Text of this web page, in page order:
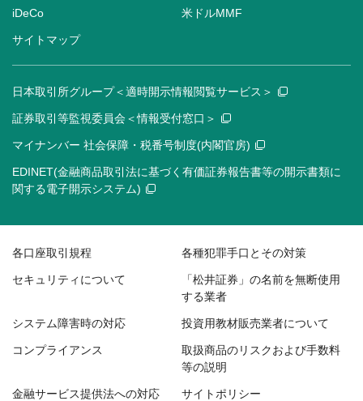
iDeCo 米ドルMMF
サイトマップ
日本取引所グループ＜適時開示情報閲覧サービス＞
証券取引等監視委員会＜情報受付窓口＞
マイナンバー 社会保障・税番号制度(内閣官房)
EDINET(金融商品取引法に基づく有価証券報告書等の開示書類に
関する電子開示システム)
各口座取引規程 各種犯罪手口とその対策
セキュリティについて
「松井証券」の名前を無断使用
する業者
システム障害時の対応 投資用教材販売業者について
コンプライアンス
取扱商品のリスクおよび手数料
等の説明
金融サービス提供法への対応 サイトポリシー